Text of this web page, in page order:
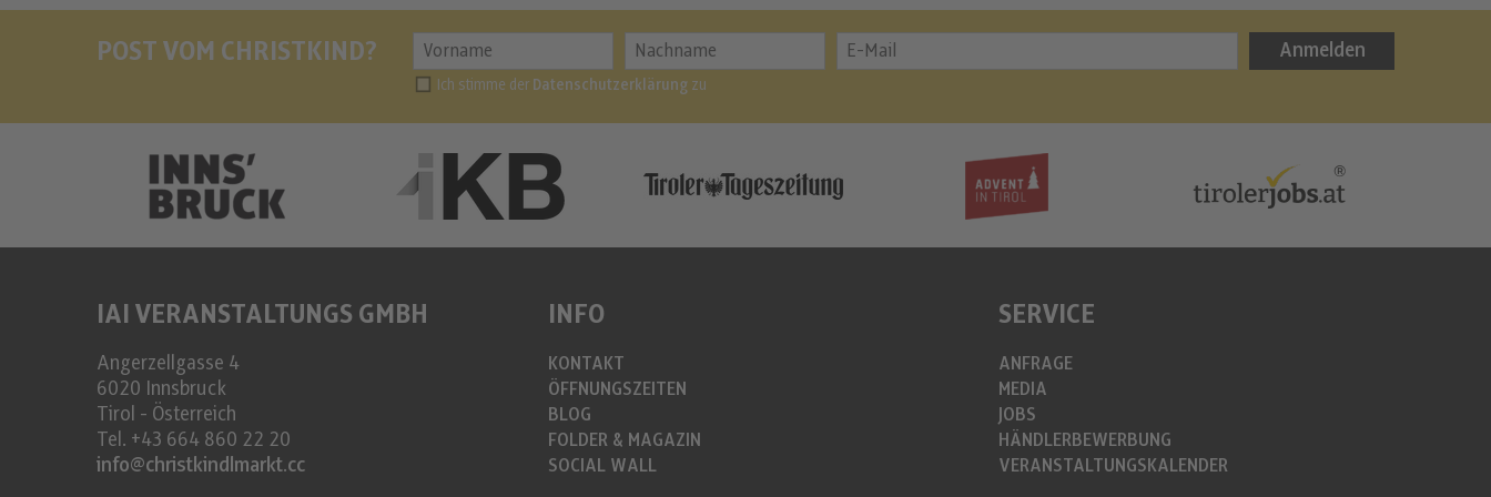
POST VOM CHRISTKIND? Anmelden
Ich stimme der Datenschutzerklärung zu
IAI VERANSTALTUNGS GMBH
Angerzellgasse 4
6020 Innsbruck
Tirol - Österreich
Tel. +43 664 860 22 20
info@christkindlmarkt.cc
INFO
KONTAKT
ÖFFNUNGSZEITEN
BLOG
FOLDER & MAGAZIN
SOCIAL WALL
SERVICE
ANFRAGE
MEDIA
JOBS
HÄNDLERBEWERBUNG
VERANSTALTUNGSKALENDER